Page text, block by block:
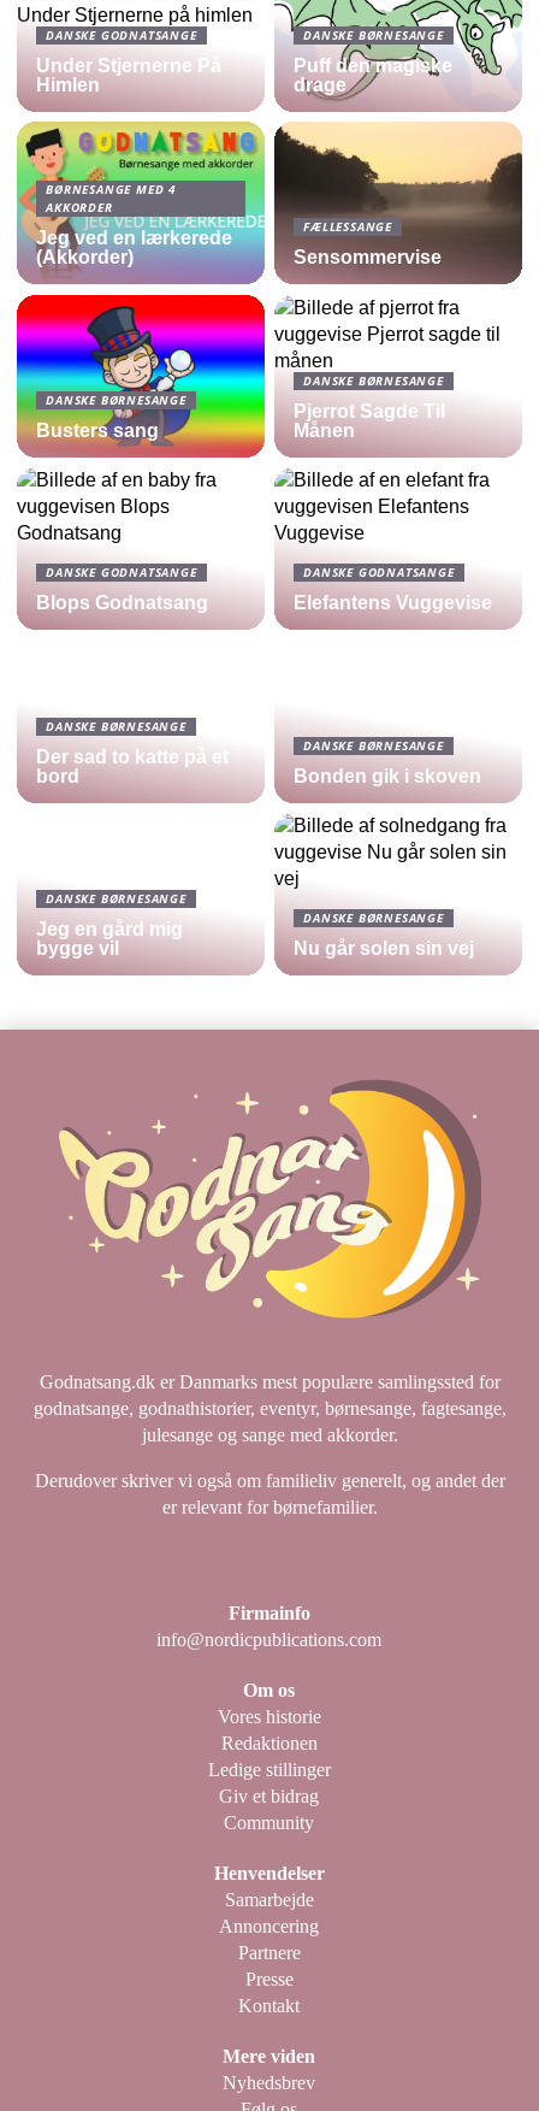
DANSKE GODNATSANGE
Under Stjernerne På
Himlen
DANSKE BØRNESANGE
Puff den magiske
drage
BØRNESANGE MED 4
AKKORDER
Jeg ved en lærkerede
(Akkorder)
FÆLLESSANGE
Sensommervise
DANSKE BØRNESANGE
Busters sang
DANSKE BØRNESANGE
Pjerrot Sagde Til
Månen
DANSKE GODNATSANGE
Blops Godnatsang
DANSKE GODNATSANGE
Elefantens Vuggevise
DANSKE BØRNESANGE
Der sad to katte på et
bord
DANSKE BØRNESANGE
Bonden gik i skoven
DANSKE BØRNESANGE
Jeg en gård mig
bygge vil
DANSKE BØRNESANGE
Nu går solen sin vej
Godnatsang.dk er Danmarks mest populære samlingssted for
godnatsange, godnathistorier, eventyr, børnesange, fagtesange,
julesange og sange med akkorder.
Derudover skriver vi også om familieliv generelt, og andet der
er relevant for børnefamilier.
Firmainfo
info@nordicpublications.com
Om os
Vores historie
Redaktionen
Ledige stillinger
Giv et bidrag
Community
Henvendelser
Samarbejde
Annoncering
Partnere
Presse
Kontakt
Mere viden
Nyhedsbrev